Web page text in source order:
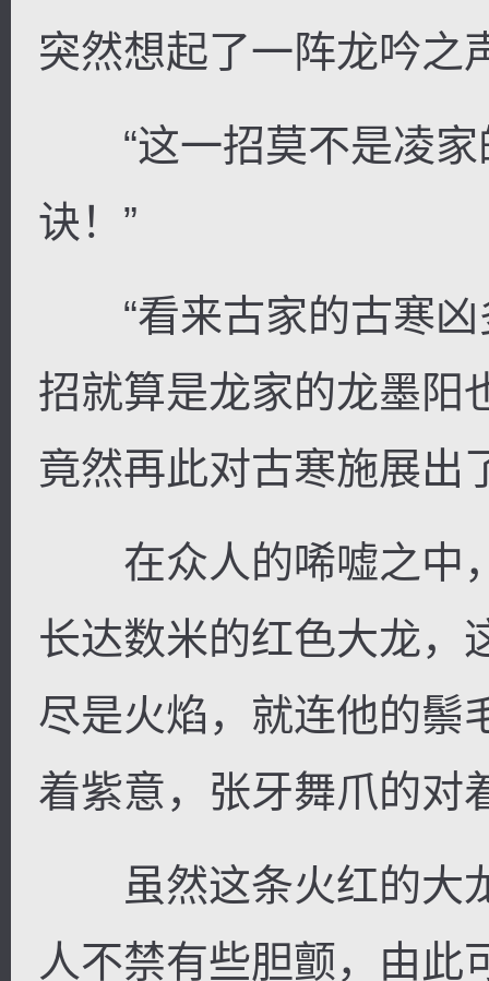
突然想起了一阵龙吟之
“这一招莫不是凌家
诀！”
“看来古家的古寒凶
招就算是龙家的龙墨阳
竟然再此对古寒施展出
在众人的唏嘘之中
长达数米的红色大龙，
尽是火焰，就连他的鬃
着紫意，张牙舞爪的对
虽然这条火红的大
人不禁有些胆颤，由此